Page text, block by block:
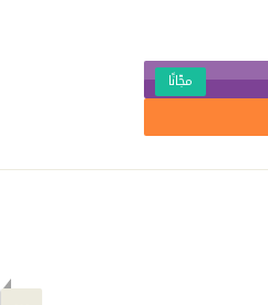
مجّانًا